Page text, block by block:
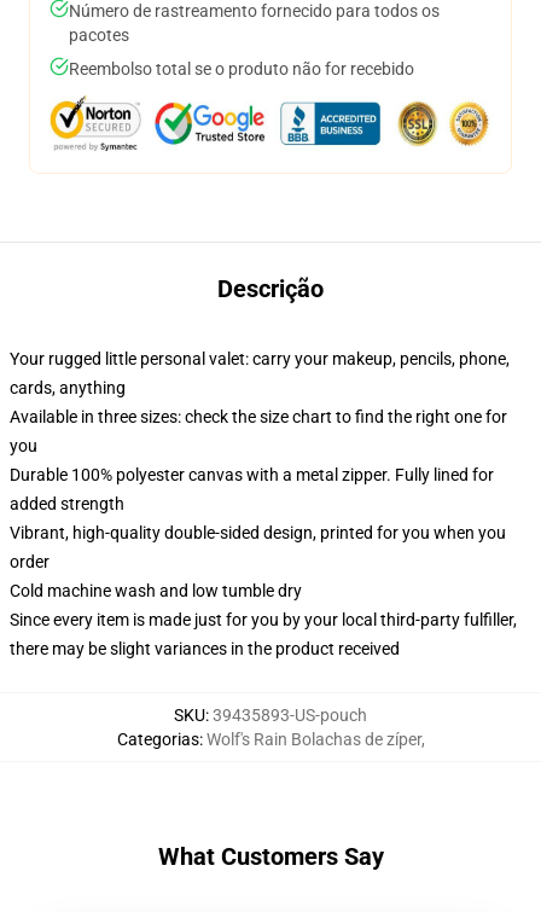
Número de rastreamento fornecido para todos os
pacotes
Reembolso total se o produto não for recebido
Descrição
Your rugged little personal valet: carry your makeup, pencils, phone,
cards, anything
Available in three sizes: check the size chart to find the right one for
you
Durable 100% polyester canvas with a metal zipper. Fully lined for
added strength
Vibrant, high-quality double-sided design, printed for you when you
order
Cold machine wash and low tumble dry
Since every item is made just for you by your local third-party fulfiller,
there may be slight variances in the product received
SKU:39435893-US-pouch
Categorias:Wolf's Rain Bolachas de zíper,
What Customers Say